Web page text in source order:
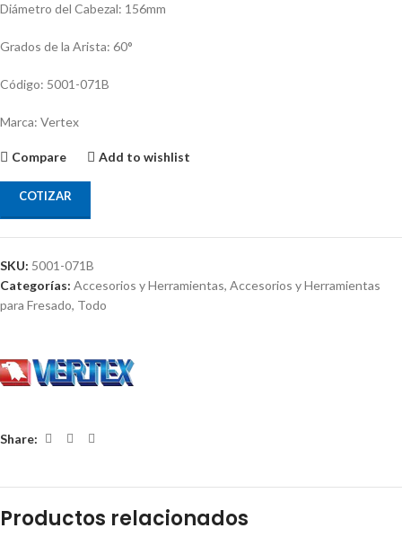
Diámetro del Cabezal: 156mm
Grados de la Arista: 60°
Código: 5001-071B
Marca: Vertex
Compare Add to wishlist
COTIZAR
SKU: 5001-071B
Categorías: Accesorios y Herramientas, Accesorios y Herramientas
para Fresado, Todo
Share:
Productos relacionados